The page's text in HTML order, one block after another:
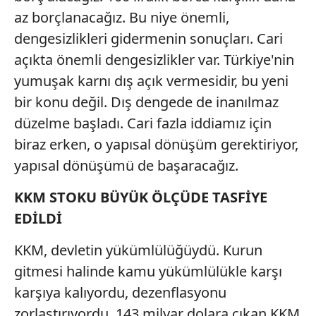
reklam/pazarlama faaliyetlerinin yapılması, amaçlarıyla
sınırlı olarak açık rızanız dahilinde kullanılacaktır.
Çerezlere ilişkin tercihlerinizi aşağıda yer alan panel
vasıtasıyla belirleyebilirsiniz. Çerezlere ilişkin detaylı bilgi
için Ayarlar butonuna tıklayabilir,
Çerez Bilgilendirme
Metnimiziziyaret edebilirsiniz.
6698 sayılı Kişisel Verilerin Korunması Kanunu uyarınca
hazırlanmış Aydınlatma Metnimizi okumak ve sitemizde
ilgili mevzuata uygun olarak kullanılan çerezlerle ilgili bilgi
almak için lütfen tıklayınız.
az borçlanacağız. Bu niye önemli,
dengesizlikleri gidermenin sonuçları. Cari
açıkta önemli dengesizlikler var. Türkiye'nin
yumuşak karnı dış açık vermesidir, bu yeni
bir konu değil. Dış dengede de inanılmaz
düzelme başladı. Cari fazla iddiamız için
biraz erken, o yapısal dönüşüm gerektiriyor,
yapısal dönüşümü de başaracağız.
KKM STOKU BÜYÜK ÖLÇÜDE TASFİYE
EDİLDİ
KKM, devletin yükümlülüğüydü. Kurun
gitmesi halinde kamu yükümlülükle karşı
karşıya kalıyordu, dezenflasyonu